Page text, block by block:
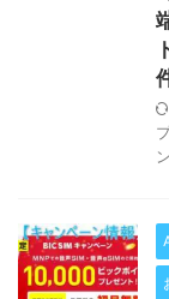
ン